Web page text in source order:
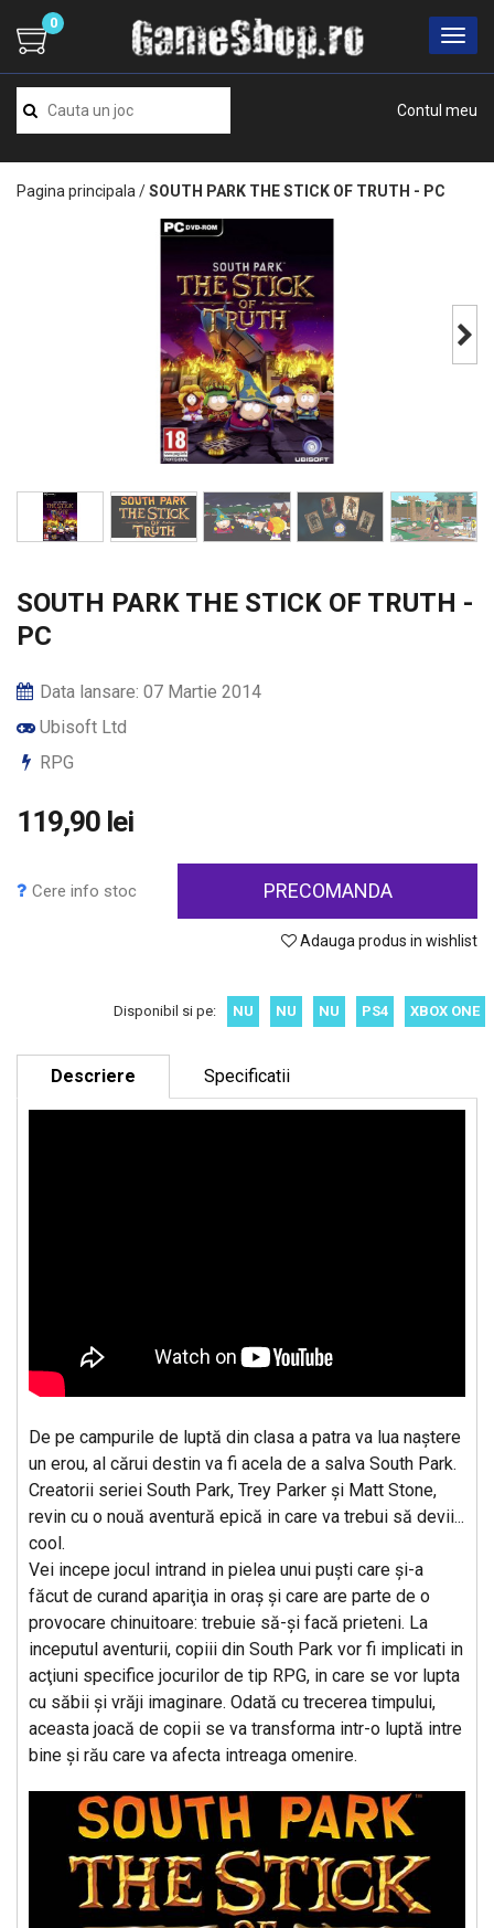
Contul meu
0
Pagina principala /SOUTH PARK THE STICK OF TRUTH - PC
SOUTH PARK THE STICK OF TRUTH -
PC
Data lansare: 07 Martie 2014
Ubisoft Ltd
RPG
119,90 lei
Cere info stoc PRECOMANDA
Adauga produs in wishlist
Disponibil si pe: NU NU NU PS4 XBOX ONE
Descriere Specificatii
De pe campurile de luptă din clasa a patra va lua naştere
un erou, al cărui destin va fi acela de a salva South Park.
Creatorii seriei South Park, Trey Parker şi Matt Stone,
revin cu o nouă aventură epică in care va trebui să devii...
cool.
Vei incepe jocul intrand in pielea unui puşti care şi-a
făcut de curand apariţia in oraş şi care are parte de o
provocare chinuitoare: trebuie să-şi facă prieteni. La
inceputul aventurii, copiii din South Park vor fi implicati in
acţiuni specifice jocurilor de tip RPG, in care se vor lupta
cu săbii şi vrăji imaginare. Odată cu trecerea timpului,
aceasta joacă de copii se va transforma intr-o luptă intre
bine şi rău care va afecta intreaga omenire.